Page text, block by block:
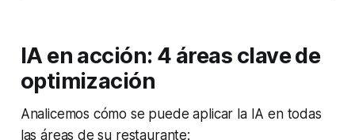
IA en acción: 4 áreas clave de
optimización
Analicemos cómo se puede aplicar la IA en todas
las áreas de su restaurante: